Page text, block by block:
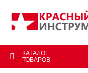
КАТАЛОГ
ТОВАРОВ